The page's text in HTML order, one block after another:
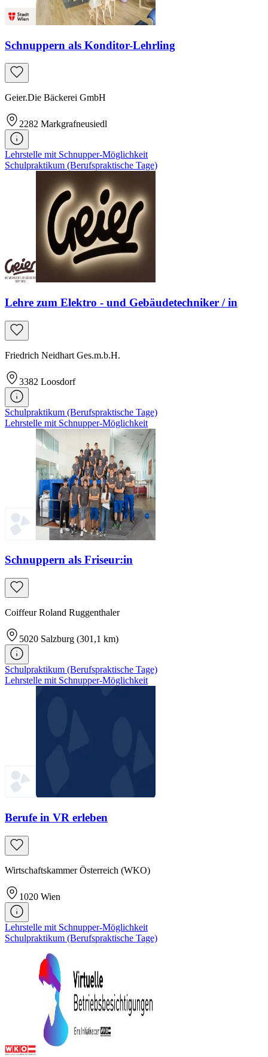
Schnuppern als Konditor-Lehrling
Geier.Die Bäckerei GmbH
2282 Markgrafneusiedl
Lehrstelle mit Schnupper-Möglichkeit
Schulpraktikum (Berufspraktische Tage)
Lehre zum Elektro - und Gebäudetechniker / in
Friedrich Neidhart Ges.m.b.H.
3382 Loosdorf
Schulpraktikum (Berufspraktische Tage)
Lehrstelle mit Schnupper-Möglichkeit
Schnuppern als Friseur:in
Coiffeur Roland Ruggenthaler
5020 Salzburg (301,1 km)
Schulpraktikum (Berufspraktische Tage)
Lehrstelle mit Schnupper-Möglichkeit
Berufe in VR erleben
Wirtschaftskammer Österreich (WKO)
1020 Wien
Lehrstelle mit Schnupper-Möglichkeit
Schulpraktikum (Berufspraktische Tage)